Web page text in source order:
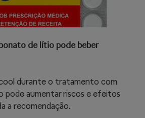
de lítio pode beber
durante o tratamento com
pode aumentar riscos e efeitos
a recomendação.